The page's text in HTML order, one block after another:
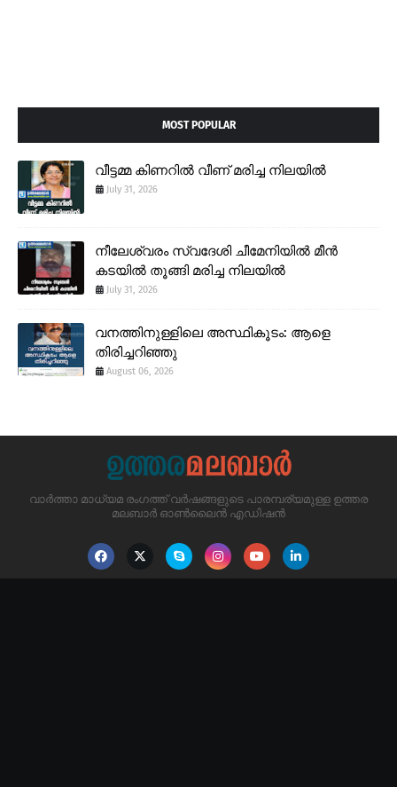
MOST POPULAR
വീട്ടമ്മ കിണറിൽ വീണ് മരിച്ച നിലയിൽ
July 31, 2026
നീലേശ്വരം സ്വദേശി ചീമേനിയിൽ മീൻ
കടയിൽ തൂങ്ങി മരിച്ച നിലയിൽ
July 31, 2026
വനത്തിനുള്ളിലെ അസ്ഥികൂടം: ആളെ
തിരിച്ചറിഞ്ഞു
August 06, 2026
വാർത്താ മാധ്യമ രംഗത്ത് വർഷങ്ങളുടെ പാരമ്പര്യമുള്ള ഉത്തര
മലബാർ ഓൺലൈൻ എഡിഷൻ